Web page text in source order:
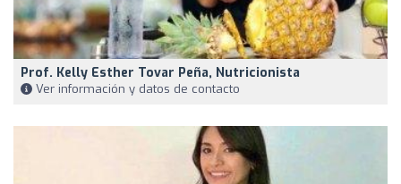
Prof. Kelly Esther Tovar Peña, Nutricionista
Ver información y datos de contacto